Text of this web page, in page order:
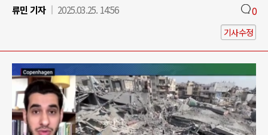
류민 기자
2025.03.25. 14:56 0
기사수정